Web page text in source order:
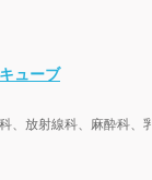
ューブ
、放射線科、麻酔科